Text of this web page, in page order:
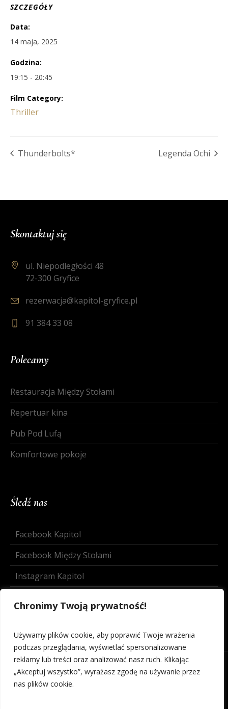
Chronimy Twoją prywatność!
Używamy plików cookie, aby poprawić Twoje wrażenia
podczas przeglądania, wyświetlać spersonalizowane
reklamy lub treści oraz analizować nasz ruch. Klikając
„Akceptuj wszystko”, wyrażasz zgodę na używanie przez
nas plików cookie.
SZCZEGÓŁY
Data:
14 maja, 2025
Godzina:
19:15 - 20:45
Film Category:
Thriller
Thunderbolts* Legenda Ochi
Skontaktuj się
ul. Niepodległości 48
72-300 Gryfice
rezerwacja@kapitol-gryfice.pl
91 384 33 08
Polecamy
Restauracja Między Stołami
Repertuar kina
Pub Pod Lufą
Komfortowe pokoje
Śledź nas
Facebook Kapitol
Facebook Między Stołami
Instagram Kapitol